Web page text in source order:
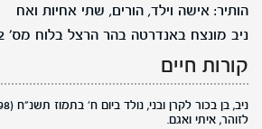
הותיר: אישה וילד, הורים, שתי אחיות ואח
ניב מונצח באנדרטה בהר הרצל בלוח מס' 82
קורות חיים
לזוהר, איתי ואגם.